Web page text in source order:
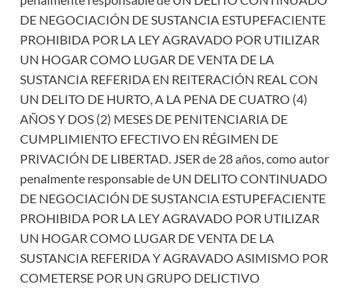
DE NEGOCIACIÓN DE SUSTANCIA ESTUPEFACIENTE
PROHIBIDA POR LA LEY AGRAVADO POR UTILIZAR
UN HOGAR COMO LUGAR DE VENTA DE LA
SUSTANCIA REFERIDA EN REITERACIÓN REAL CON
UN DELITO DE HURTO, A LA PENA DE CUATRO (4)
AÑOS Y DOS (2) MESES DE PENITENCIARIA DE
CUMPLIMIENTO EFECTIVO EN RÉGIMEN DE
PRIVACIÓN DE LIBERTAD. JSER de 28 años, como autor
penalmente responsable de UN DELITO CONTINUADO
DE NEGOCIACIÓN DE SUSTANCIA ESTUPEFACIENTE
PROHIBIDA POR LA LEY AGRAVADO POR UTILIZAR
UN HOGAR COMO LUGAR DE VENTA DE LA
SUSTANCIA REFERIDA Y AGRAVADO ASIMISMO POR
COMETERSE POR UN GRUPO DELICTIVO